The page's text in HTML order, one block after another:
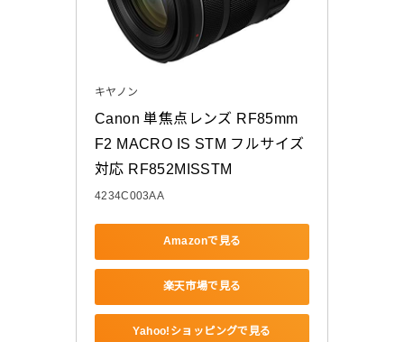
キヤノン
Canon 単焦点レンズ RF85mm
F2 MACRO IS STM フルサイズ
対応 RF852MISSTM
4234C003AA
Amazonで見る
楽天市場で見る
Yahoo!ショッピングで見る